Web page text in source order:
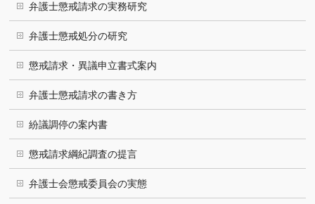
弁護士懲戒請求の実務研究
弁護士懲戒処分の研究
懲戒請求・異議申立書式案内
弁護士懲戒請求の書き方
紛議調停の案内書
懲戒請求綱紀調査の提言
弁護士会懲戒委員会の実態